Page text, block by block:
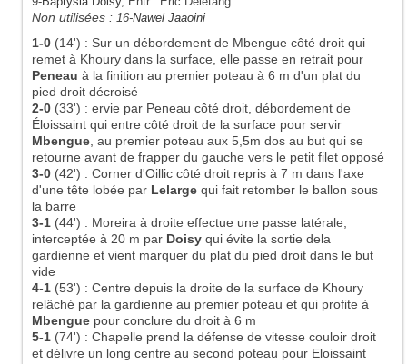
Non utilisées : 16-Nawel Jaaoini
1-0 (14') : Sur un débordement de Mbengue côté droit qui
remet à Khoury dans la surface, elle passe en retrait pour
Peneau à la finition au premier poteau à 6 m d'un plat du
pied droit décroisé
2-0 (33') : ervie par Peneau côté droit, débordement de
Éloissaint qui entre côté droit de la surface pour servir
Mbengue , au premier poteau aux 5,5m dos au but qui se
retourne avant de frapper du gauche vers le petit filet opposé
3-0 (42') : Corner d'Oillic côté droit repris à 7 m dans l'axe
d'une tête lobée par Lelarge qui fait retomber le ballon sous
la barre
3-1 (44') : Moreira à droite effectue une passe latérale,
interceptée à 20 m par Doisy qui évite la sortie dela
gardienne et vient marquer du plat du pied droit dans le but
vide
4-1 (53') : Centre depuis la droite de la surface de Khoury
relâché par la gardienne au premier poteau et qui profite à
Mbengue pour conclure du droit à 6 m
5-1 (74') : Chapelle prend la défense de vitesse couloir droit
et délivre un long centre au second poteau pour Eloissaint